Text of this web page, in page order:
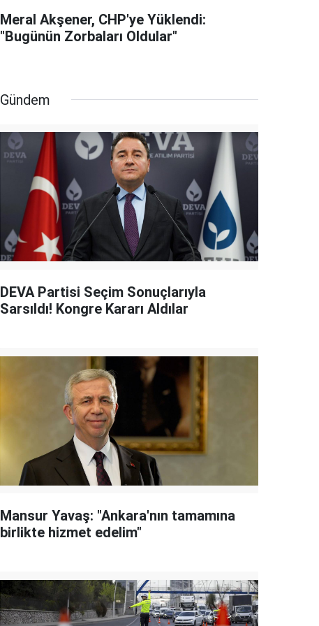
Meral Akşener, CHP'ye Yüklendi:
"Bugünün Zorbaları Oldular"
Gündem
DEVA Partisi Seçim Sonuçlarıyla
Sarsıldı! Kongre Kararı Aldılar
Mansur Yavaş: "Ankara'nın tamamına
birlikte hizmet edelim"